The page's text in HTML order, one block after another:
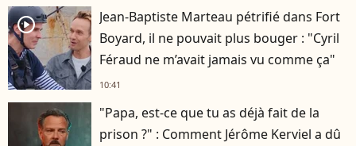
player2
Jean-Baptiste Marteau pétrifié dans Fort
Boyard, il ne pouvait plus bouger : "Cyril
Féraud ne m’avait jamais vu comme ça"
10:41
"Papa, est-ce que tu as déjà fait de la
prison ?" : Comment Jérôme Kerviel a dû